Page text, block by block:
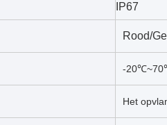
IP67
Rood/
-
Het